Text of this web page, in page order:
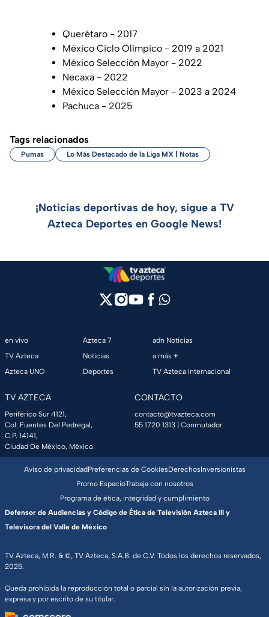
Querétaro - 2017
México Ciclo Olímpico - 2019 a 2021
México Selección Mayor - 2022
Necaxa - 2022
México Selección Mayor - 2023 a 2024
Pachuca - 2025
Tags relacionados
Pumas Lo Más Destacado de la Liga MX | Notas
¡Noticias deportivas de hoy, sigue a TV
Azteca Deportes en Google News!
en vivo
TV Azteca
Azteca UNO
Azteca 7
Noticias
Deportes
adn Noticias
a más +
TV Azteca Internacional
TV AZTECA
Periférico Sur 4121,
Col. Fuentes Del Pedregal,
C.P. 14141,
Ciudad De México, México.
CONTACTO
contacto@tvazteca.com
55 1720 1313 | Conmutador
TV Azteca, M.R. & ©, TV Azteca, S.A.B. de C.V. Todos los derechos reservados,
2025.
Queda prohibida la reproducción total o parcial sin la autorización previa,
expresa y por escrito de su titular.
Aviso de privacidadPreferencias de CookiesDerechosInversionistas
Promo EspacioTrabaja con nosotros
Programa de ética, integridad y cumplimiento
Defensor de Audiencias y Código de Ética de Televisión Azteca III y
Televisora del Valle de México